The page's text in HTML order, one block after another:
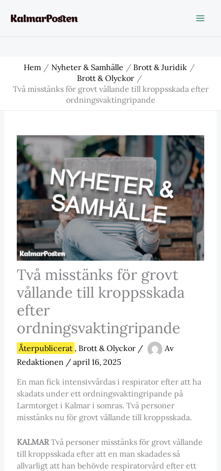
Hem Nyheter & Samhälle
Brott & Juridik
Brott & Olyckor
Två misstänks för grovt vållande till kroppsskada efter
ordningsvaktingripande
Två misstänks för grovt
vållande till kroppsskada
efter
ordningsvaktingripande
Återpublicerat , Brott & Olyckor/
Av
Redaktionen / april 16, 2025
En man fick intensivvårdas i respirator efter att ha
skadats under ett ordningsvaktingripande på
Larmtorget i Kalmar i somras. Två personer
misstänks nu för grovt vållande till kroppsskada.
KALMARTvå personer misstänks för grovt vållande
till kroppsskada efter att en man skadades så
allvarligt att han behövde respiratorvård efter ett